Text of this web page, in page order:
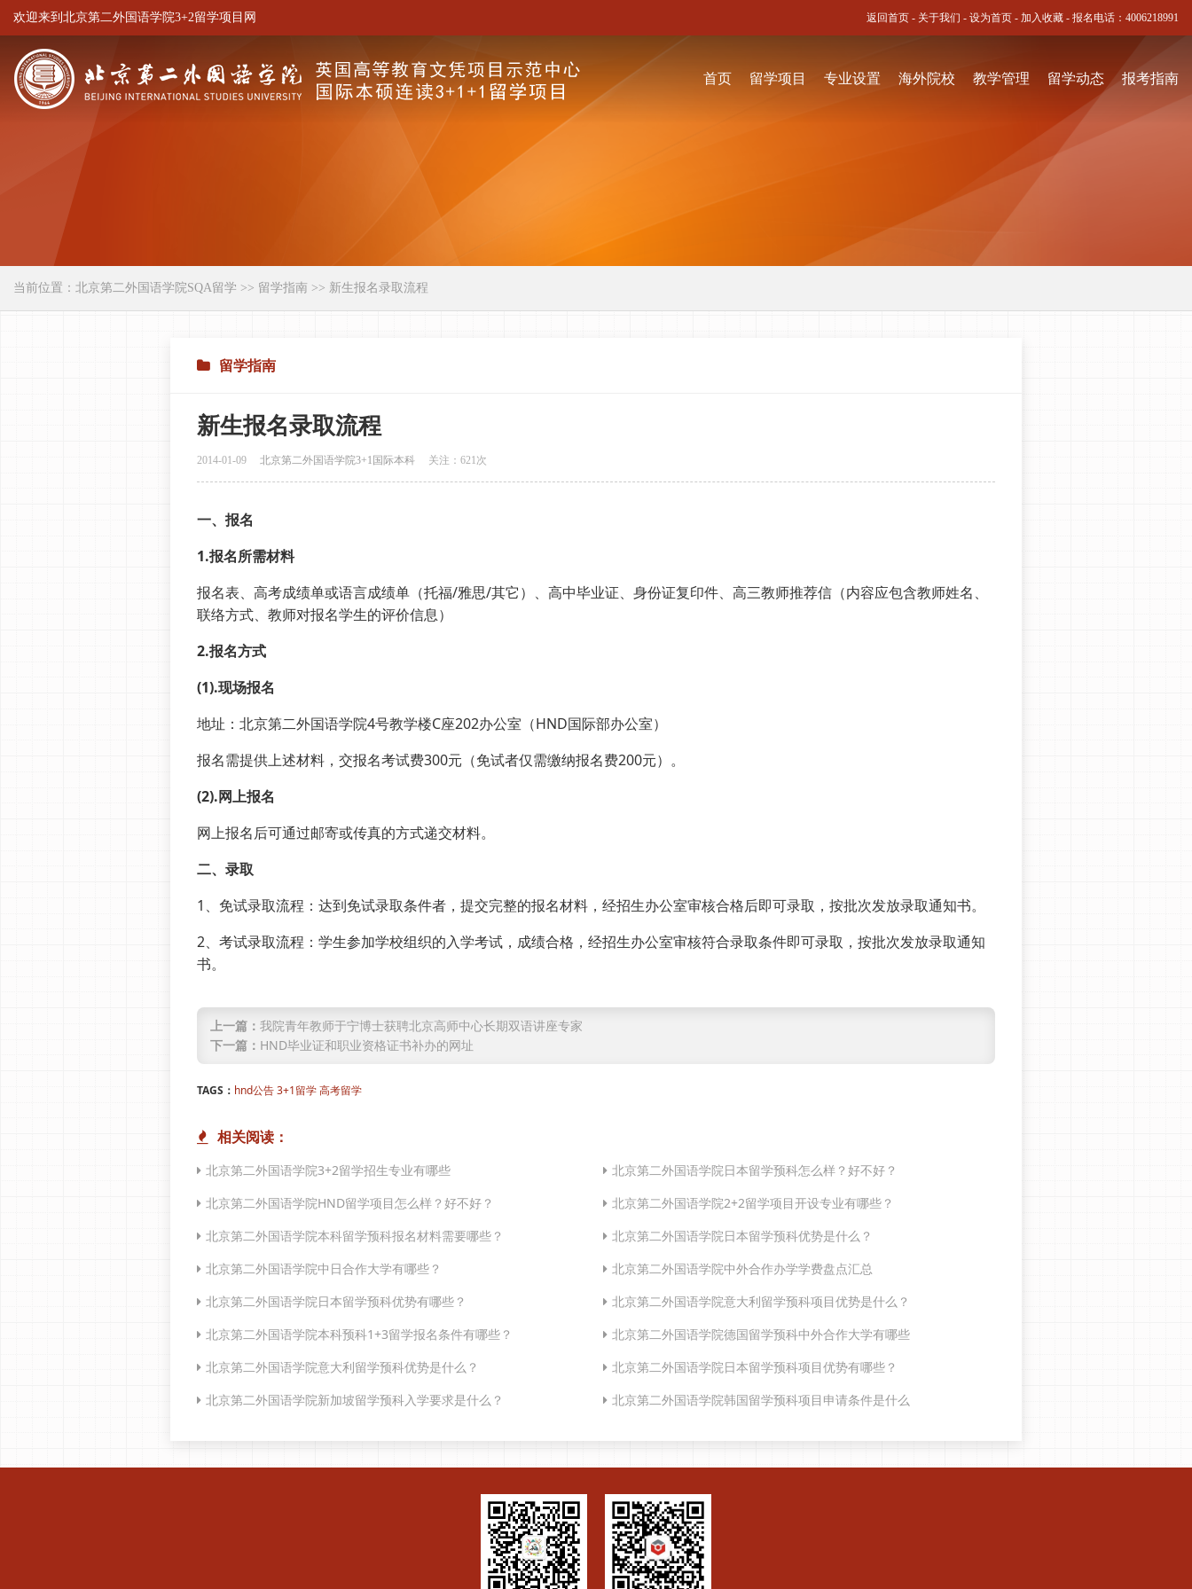
欢迎来到北京第二外国语学院3+2留学项目网 返回首页 - 关于我们 - 设为首页 - 加入收藏 - 报名电话： 4006218991
报考指南
留学动态
教学管理
海外院校
专业设置
留学项目
首页
当前位置： 北京第二外国语学院SQA留学 >> 留学指南 >> 新生报名录取流程
留学指南
新生报名录取流程
2014-01-09 北京第二外国语学院3+1国际本科 关注： 621次
一、报名
1.报名所需材料
报名表、高考成绩单或语言成绩单（托福/雅思/其它）、高中毕业证、身份证复印件、高三教师推荐信（内容应包含教师姓名、
联络方式、教师对报名学生的评价信息）
2.报名方式
(1).现场报名
地址：北京第二外国语学院4号教学楼C座202办公室（HND国际部办公室）
报名需提供上述材料，交报名考试费300元（免试者仅需缴纳报名费200元）。
(2).网上报名
网上报名后可通过邮寄或传真的方式递交材料。
二、录取
1、免试录取流程：达到免试录取条件者，提交完整的报名材料，经招生办公室审核合格后即可录取，按批次发放录取通知书。
2、考试录取流程：学生参加学校组织的入学考试，成绩合格，经招生办公室审核符合录取条件即可录取，按批次发放录取通知
书。
上一篇： 我院青年教师于宁博士获聘北京高师中心长期双语讲座专家
下一篇： HND毕业证和职业资格证书补办的网址
TAGS： hnd公告3+1留学高考留学
相关阅读：
北京第二外国语学院3+2留学招生专业有哪些
北京第二外国语学院日本留学预科怎么样？好不好？
北京第二外国语学院HND留学项目怎么样？好不好？
北京第二外国语学院2+2留学项目开设专业有哪些？
北京第二外国语学院本科留学预科报名材料需要哪些？
北京第二外国语学院日本留学预科优势是什么？
北京第二外国语学院中日合作大学有哪些？
北京第二外国语学院中外合作办学学费盘点汇总
北京第二外国语学院日本留学预科优势有哪些？
北京第二外国语学院意大利留学预科项目优势是什么？
北京第二外国语学院本科预科1+3留学报名条件有哪些？
北京第二外国语学院德国留学预科中外合作大学有哪些
北京第二外国语学院意大利留学预科优势是什么？
北京第二外国语学院日本留学预科项目优势有哪些？
北京第二外国语学院新加坡留学预科入学要求是什么？
北京第二外国语学院韩国留学预科项目申请条件是什么